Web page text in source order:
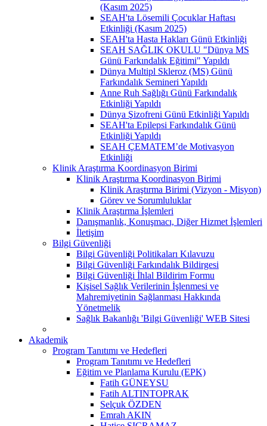
(Kasım 2025)
SEAH'ta Lösemili Çocuklar Haftası
Etkinliği (Kasım 2025)
SEAH'ta Hasta Hakları Günü Etkinliği
SEAH SAĞLIK OKULU "Dünya MS
Günü Farkındalık Eğitimi" Yapıldı
Dünya Multipl Skleroz (MS) Günü
Farkındalık Semineri Yapıldı
Anne Ruh Sağlığı Günü Farkındalık
Etkinliği Yapıldı
Dünya Şizofreni Günü Etkinliği Yapıldı
SEAH'ta Epilepsi Farkındalık Günü
Etkinliği Yapıldı
SEAH ÇEMATEM’de Motivasyon
Etkinliği
Klinik Araştırma Koordinasyon Birimi
Klinik Araştırma Koordinasyon Birimi
Klinik Araştırma Birimi (Vizyon - Misyon)
Görev ve Sorumluluklar
Klinik Araştırma İşlemleri
Danışmanlık, Konuşmacı, Diğer Hizmet İşlemleri
İletişim
Bilgi Güvenliği
Bilgi Güvenliği Politikaları Kılavuzu
Bilgi Güvenliği Farkındalık Bildirgesi
Bilgi Güvenliği İhlal Bildirim Formu
Kişisel Sağlık Verilerinin İşlenmesi ve
Mahremiyetinin Sağlanması Hakkında
Yönetmelik
Sağlık Bakanlığı 'Bilgi Güvenliği' WEB Sitesi
Akademik
Program Tanıtımı ve Hedefleri
Program Tanıtımı ve Hedefleri
Eğitim ve Planlama Kurulu (EPK)
Fatih GÜNEYSU
Fatih ALTINTOPRAK
Selçuk ÖZDEN
Emrah AKIN